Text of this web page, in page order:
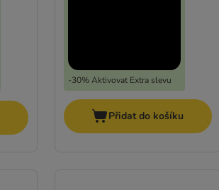
-30% Aktivovat Extra slevu
Přidat do košíku